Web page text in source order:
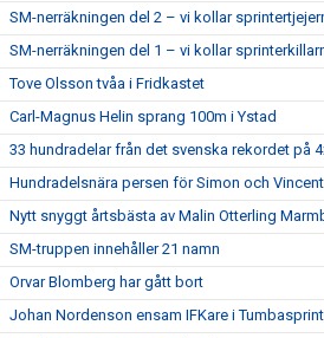
SM-nerräkningen del 2 – vi kollar
SM-nerräkningen del 1 – vi kollar
Tove Olsson tvåa i Fridkastet
Carl-Magnus Helin sprang 100m i Ystad
33 hundradelar från det svenska rekordet på
Hundradelsnära persen för Simon och Vincent
Nytt snyggt årtsbästa av Malin Otterling
SM-truppen innehåller 21 namn
Orvar Blomberg har gått bort
Johan Nordenson ensam IFKare i